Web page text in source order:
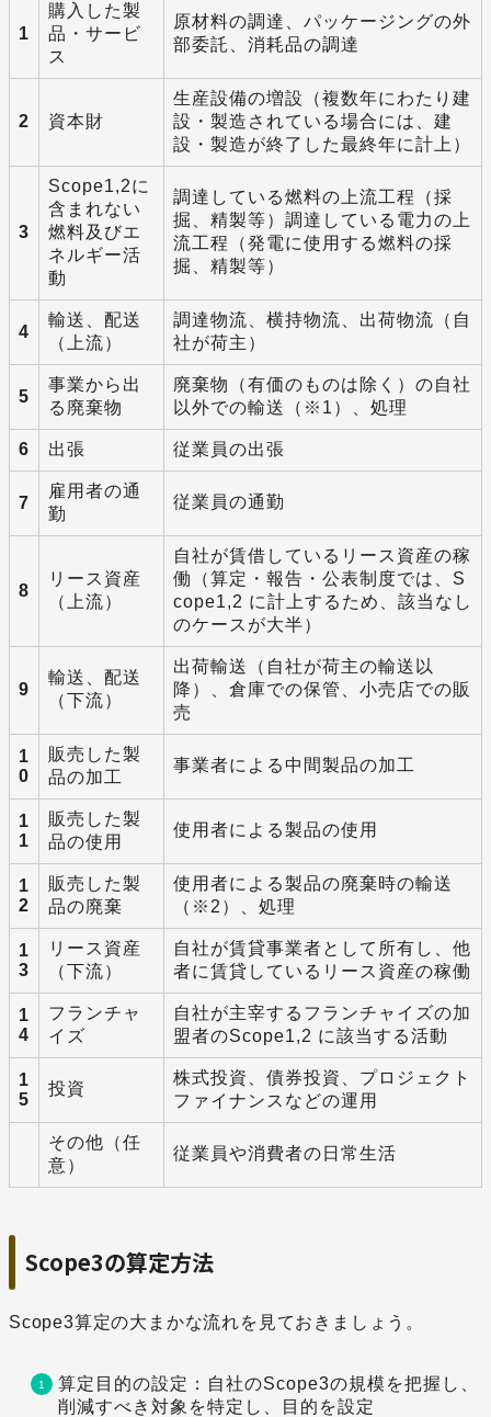
1
購入した製
品・サービ
ス
原材料の調達、パッケージングの外
部委託、消耗品の調達
2 資本財
生産設備の増設（複数年にわたり建
設・製造されている場合には、建
設・製造が終了した最終年に計上）
3
Scope1,2に
含まれない
燃料及びエ
ネルギー活
動
調達している燃料の上流工程（採
掘、精製等）調達している電力の上
流工程（発電に使用する燃料の採
掘、精製等）
4
輸送、配送
（上流）
調達物流、横持物流、出荷物流（自
社が荷主）
5
事業から出
る廃棄物
廃棄物（有価のものは除く）の自社
以外での輸送（※1）、処理
6 出張 従業員の出張
7
雇用者の通
勤
従業員の通勤
8
リース資産
（上流）
自社が賃借しているリース資産の稼
働（算定・報告・公表制度では、S
cope1,2 に計上するため、該当なし
のケースが大半）
9
輸送、配送
（下流）
出荷輸送（自社が荷主の輸送以
降）、倉庫での保管、小売店での販
売
1
0
販売した製
品の加工
事業者による中間製品の加工
1
1
販売した製
品の使用
使用者による製品の使用
1
2
販売した製
品の廃棄
使用者による製品の廃棄時の輸送
（※2）、処理
1
3
リース資産
（下流）
自社が賃貸事業者として所有し、他
者に賃貸しているリース資産の稼働
1
4
フランチャ
イズ
自社が主宰するフランチャイズの加
盟者のScope1,2 に該当する活動
1
5
投資
株式投資、債券投資、プロジェクト
ファイナンスなどの運用
その他（任
意）
従業員や消費者の日常生活
Scope3の算定方法
Scope3算定の大まかな流れを見ておきましょう。
算定目的の設定：自社のScope3の規模を把握し、
削減すべき対象を特定し、目的を設定